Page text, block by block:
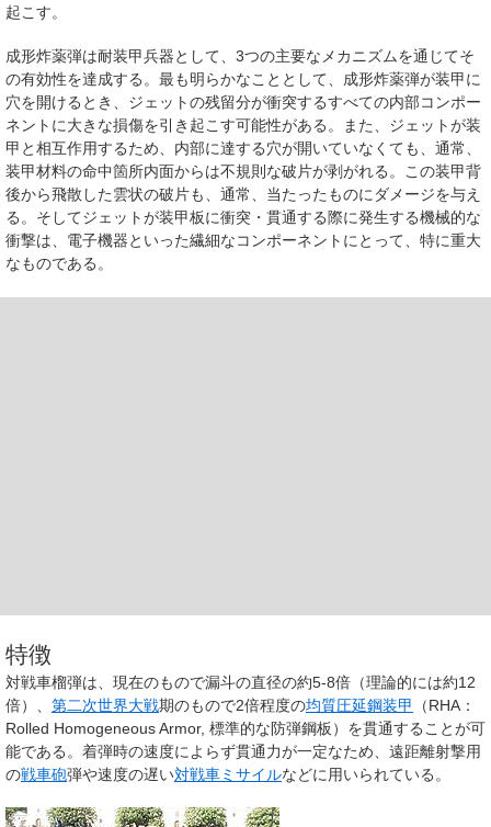
起こす。
成形炸薬弾は耐装甲兵器として、3つの主要なメカニズムを通じてそ
の有効性を達成する。最も明らかなこととして、成形炸薬弾が装甲に
穴を開けるとき、ジェットの残留分が衝突するすべての内部コンポー
ネントに大きな損傷を引き起こす可能性がある。また、ジェットが装
甲と相互作用するため、内部に達する穴が開いていなくても、通常、
装甲材料の命中箇所内面からは不規則な破片が剥がれる。この装甲背
後から飛散した雲状の破片も、通常、当たったものにダメージを与え
る。そしてジェットが装甲板に衝突・貫通する際に発生する機械的な
衝撃は、電子機器といった繊細なコンポーネントにとって、特に重大
なものである。
特徴
対戦車榴弾は、現在のもので漏斗の直径の約5-8倍（理論的には約12
倍）、 第二次世界大戦期のもので2倍程度の均質圧延鋼装甲
（RHA：
Rolled Homogeneous Armor, 標準的な防弾鋼板）を貫通することが可
能である。着弾時の速度によらず貫通力が一定なため、遠距離射撃用
の戦車砲弾や速度の遅い対戦車ミサイルなどに用いられている。